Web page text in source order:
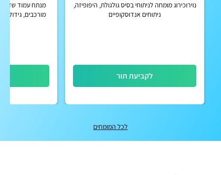
נוירוכירוג מומחה לניתוחי בסיס גולגולת, היפופיזה,
ניתוחים אנדוסקופיים
לקביעת תור
מנתח עמוד
מורכבים,
לכל המומחים